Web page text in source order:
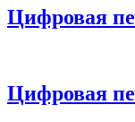
Цифровая
Цифровая